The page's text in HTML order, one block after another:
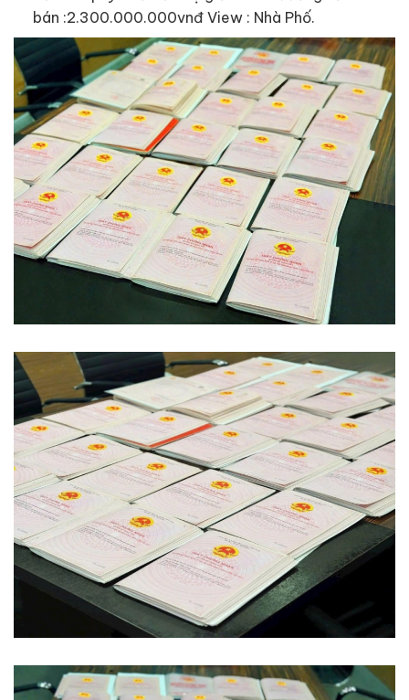
bán :2.300.000.000vnđ View : Nhà Phố.